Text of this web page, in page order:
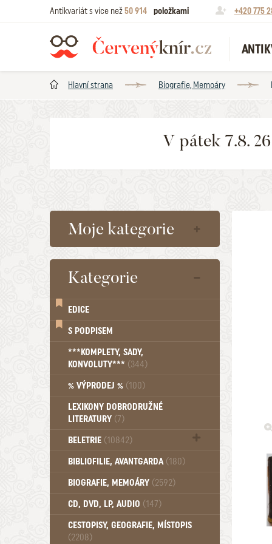
Antikvariát s více než50 914 položkami +420 775
Hlavní strana Biografie, Memoáry
V pátek 7.8.
Moje kategorie
Kategorie
EDICE
S PODPISEM
***KOMPLETY, SADY,
KONVOLUTY*** (344)
% VÝPRODEJ % (100)
LEXIKONY DOBRODRUŽNÉ
LITERATURY (7)
BELETRIE (10842)
Beletrie - Historická (1388)
Beletrie - Povídky (1758)
Beletrie - Válečné romány (489)
Beletrie - Ženské a dívčí romány
(1522)
BIBLIOFILIE, AVANTGARDA (180)
BIOGRAFIE, MEMOÁRY (2592)
CD, DVD, LP, AUDIO (147)
CESTOPISY, GEOGRAFIE, MÍSTOPIS
(2208)